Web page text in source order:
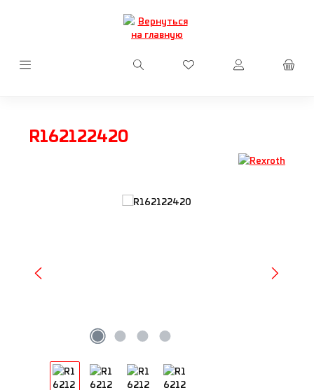
Перейти к основному содержанию
У вас есть товары из
R162122420
Пропустить галерею изображений